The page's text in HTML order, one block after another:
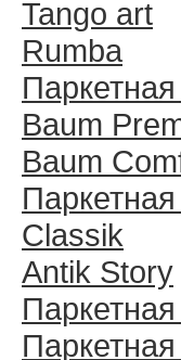
Tango art
Rumba
Baum
Baum
Classik
Antik Story